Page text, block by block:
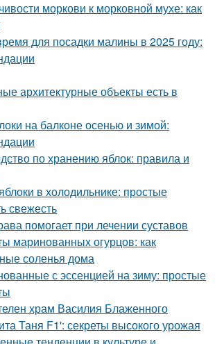
моркови к морковной мухе: как
для посадки малины в 2025 году:
архитектурные объекты есть в
на балконе осенью и зимой:
по хранению яблок: правила и
в холодильнике: простые
свежесть
помогает при лечении суставов
маринованных огурцов: как
соленья дома
с эссенцией на зиму: простые
храм Василия Блаженного
Таня F1': секреты высокого урожая